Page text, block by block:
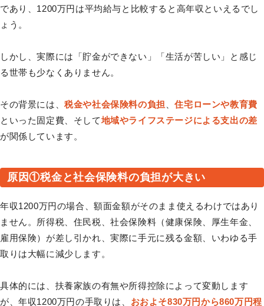
であり、1200万円は平均給与と比較すると高年収といえるでし
ょう。
しかし、実際には「貯金ができない」「生活が苦しい」と感じ
る世帯も少なくありません。
その背景には、税金や社会保険料の負担 、住宅ローンや教育費
といった固定費、そして地域やライフステージによる支出の差
が関係しています。
原因①税金と社会保険料の負担が大きい
年収1200万円の場合、額面金額がそのまま使えるわけではあり
ません。所得税、住民税、社会保険料（健康保険、厚生年金、
雇用保険）が差し引かれ、実際に手元に残る金額、いわゆる手
取りは大幅に減少します。
具体的には、扶養家族の有無や所得控除によって変動します
が、年収1200万円の手取りは、 おおよそ830万円から860万円程